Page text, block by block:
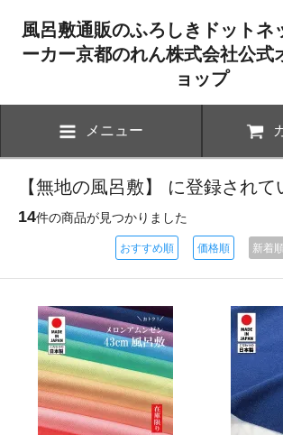
風呂敷通販のふろしきドットネ
ーカー京都のれん株式会社公式
ョップ
メニュー
【無地の風呂敷】 に登録されて
14件の商品が見つかりました
おすすめ順 価格順 新着順